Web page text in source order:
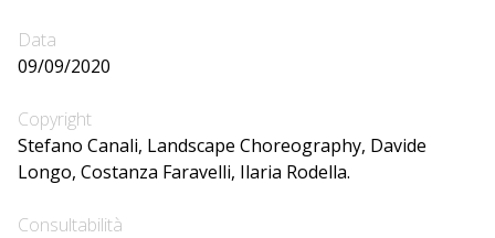
Data
09/09/2020
Copyright
Stefano Canali, Landscape Choreography, Davide
Longo, Costanza Faravelli, Ilaria Rodella.
Consultabilità